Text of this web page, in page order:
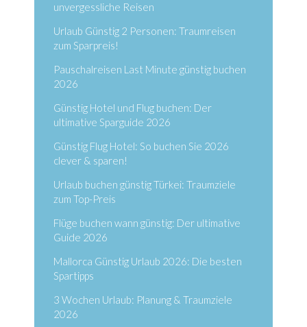
unvergessliche Reisen
Urlaub Günstig 2 Personen: Traumreisen
zum Sparpreis!
Pauschalreisen Last Minute günstig buchen
2026
Günstig Hotel und Flug buchen: Der
ultimative Sparguide 2026
Günstig Flug Hotel: So buchen Sie 2026
clever & sparen!
Urlaub buchen günstig Türkei: Traumziele
zum Top-Preis
Flüge buchen wann günstig: Der ultimative
Guide 2026
Mallorca Günstig Urlaub 2026: Die besten
Spartipps
3 Wochen Urlaub: Planung & Traumziele
2026